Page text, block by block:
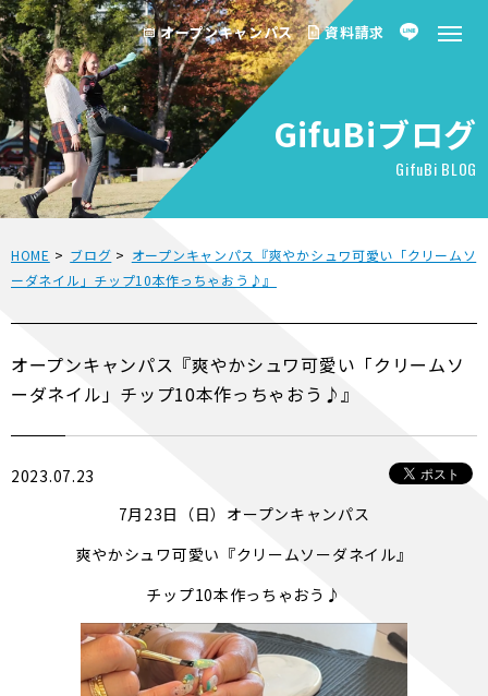
オープンキャンパス 資料請求
GifuBiブログ
GifuBi BLOG
HOME > ブログ > オープンキャンパス『爽やかシュワ可愛い「クリームソ
ーダネイル」チップ10本作っちゃおう♪』
オープンキャンパス『爽やかシュワ可愛い「クリームソ
ーダネイル」チップ10本作っちゃおう♪』
2023.07.23
7月23日（日）オープンキャンパス
爽やかシュワ可愛い『クリームソーダネイル』
チップ10本作っちゃおう♪